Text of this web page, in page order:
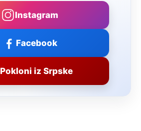
Instagram
Facebook
Pokloni iz Srpske